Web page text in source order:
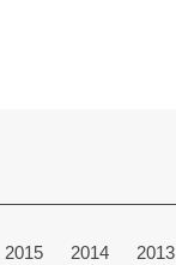
2015 2014 2013